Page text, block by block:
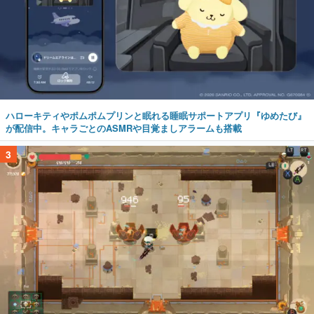
ハローキティやポムポムプリンと眠れる睡眠サポートアプリ『ゆめたび』
が配信中。キャラごとのASMRや目覚ましアラームも搭載
3